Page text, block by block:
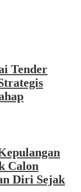
Tender
Calon
Diri Sejak